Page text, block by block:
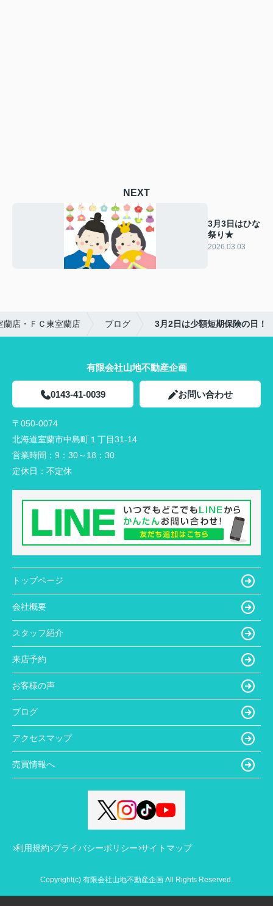
NEXT
3月3日はひな
祭り★
2026.03.03
蘭店・ＦＣ東室蘭店 ブログ 3月2日は少額短期保険の日！
有限会社山地不動産企画
0143-41-0039 お問い合わせ
〒050-0074
北海道室蘭市中島町１丁目31-14
営業時間： 9：30～18：30
定休日： 不定休
トップページ
会社概要
スタッフ紹介
来店予約
お客様の声
ブログ
アクセスマップ
売買情報へ
利用規約 プライバシーポリシー サイトマップ
Copyright(c) 有限会社山地不動産企画 All Rights Reserved.